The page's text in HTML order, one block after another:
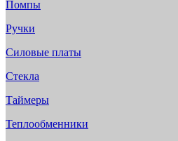
Помпы
Ручки
Силовые платы
Стекла
Таймеры
Теплообменники